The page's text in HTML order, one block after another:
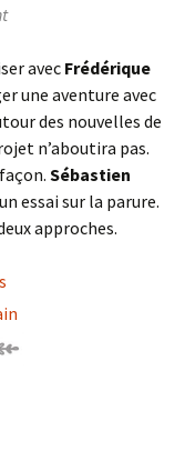
avec Frédérique
une aventure avec
des nouvelles de
n’aboutira pas.
Sébastien
essai sur la parure.
approches.